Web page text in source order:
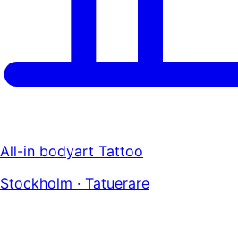
All-in bodyart Tattoo
Stockholm · Tatuerare